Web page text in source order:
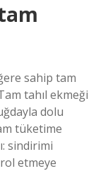
sahip tam
tahıl ekmeği
dolu
tüketime
sindirimi
etmeye